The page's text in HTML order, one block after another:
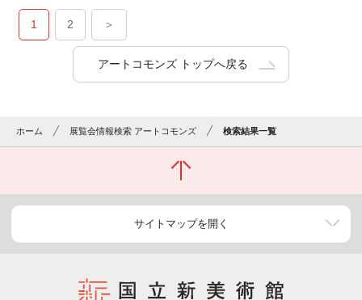
1 2 ＞
アートコモンズ トップへ戻る
ホーム 展覧会情報検索 アートコモンズ 検索結果一覧
サイトマップを開く